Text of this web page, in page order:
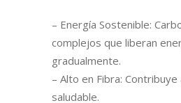
– Energía Sostenible:
complejos que liberan
gradualmente.
– Alto en Fibra:
saludable.